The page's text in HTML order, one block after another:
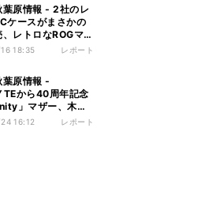
葉原情報 - 2社のレ
ケースがまさかの
レトロなROGマザ
18:35 レポート
葉原情報 -
から40周年記念
」マザー、木目
RTX 5080も
16:12 レポート